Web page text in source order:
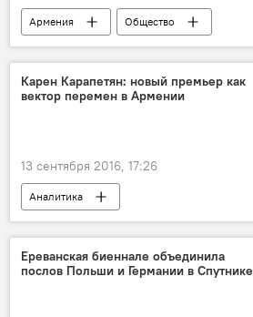
Армения Общество
Карен Карапетян: новый премьер как
вектор перемен в Армении
13 сентября 2016, 17:26
Аналитика
Изменения в правительстве Армении
Ереванская биеннале объединила
послов Польши и Германии в Спутнике